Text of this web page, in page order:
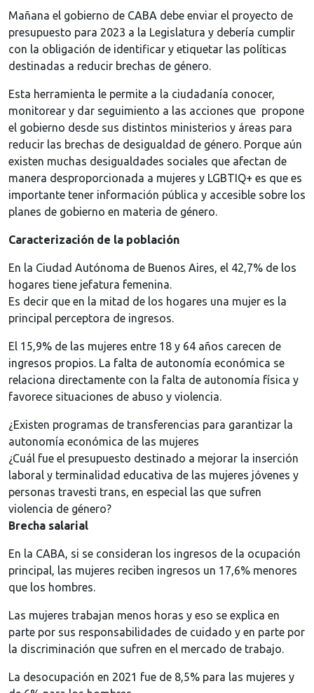
Mañana el gobierno de CABA debe enviar el proyecto de
presupuesto para 2023 a la Legislatura y debería cumplir
con la obligación de identificar y etiquetar las políticas
destinadas a reducir brechas de género.
Esta herramienta le permite a la ciudadanía conocer,
monitorear y dar seguimiento a las acciones que propone
el gobierno desde sus distintos ministerios y áreas para
reducir las brechas de desigualdad de género. Porque aún
existen muchas desigualdades sociales que afectan de
manera desproporcionada a mujeres y LGBTIQ+ es que es
importante tener información pública y accesible sobre los
planes de gobierno en materia de género.
Caracterización de la población
En la Ciudad Autónoma de Buenos Aires, el 42,7% de los
hogares tiene jefatura femenina.
Es decir que en la mitad de los hogares una mujer es la
principal perceptora de ingresos.
El 15,9% de las mujeres entre 18 y 64 años carecen de
ingresos propios. La falta de autonomía económica se
relaciona directamente con la falta de autonomía física y
favorece situaciones de abuso y violencia.
¿Existen programas de transferencias para garantizar la
autonomía económica de las mujeres
¿Cuál fue el presupuesto destinado a mejorar la inserción
laboral y terminalidad educativa de las mujeres jóvenes y
personas travesti trans, en especial las que sufren
violencia de género?
Brecha salarial
En la CABA, si se consideran los ingresos de la ocupación
principal, las mujeres reciben ingresos un 17,6% menores
que los hombres.
Las mujeres trabajan menos horas y eso se explica en
parte por sus responsabilidades de cuidado y en parte por
la discriminación que sufren en el mercado de trabajo.
La desocupación en 2021 fue de 8,5% para las mujeres y